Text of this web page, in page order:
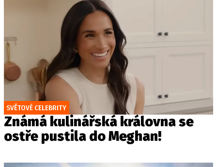
SVĚTOVÉ CELEBRITY
Známá kulinářská královna se
ostře pustila do Meghan!